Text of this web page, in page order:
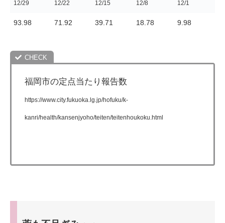
12/29
12/22
12/15
12/8
12/1
93.98 71.92 39.71 18.78 9.98
福岡市の定点当たり報告数
https://www.city.fukuoka.lg.jp/hofuku/k-
kanri/health/kansenjyoho/teiten/teitenhoukoku.html